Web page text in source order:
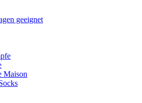
geeignet
Maison